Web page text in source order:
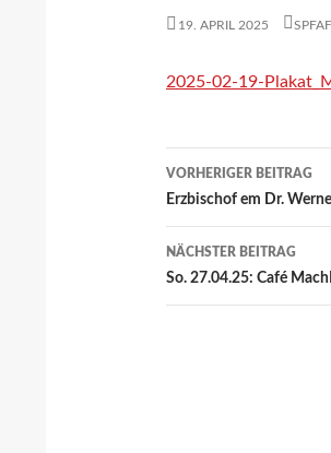
19. APRIL 2025
2025-02-19-
VORHERIGER BEITRAG
Erzbischof em Dr.
NÄCHSTER BEITRAG
So. 27.04.25: Café